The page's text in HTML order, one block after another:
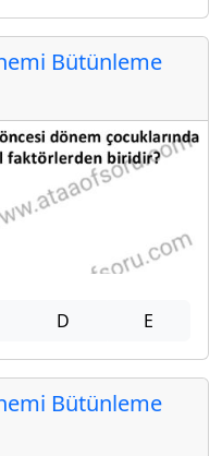
Bütünleme
D E
Bütünleme